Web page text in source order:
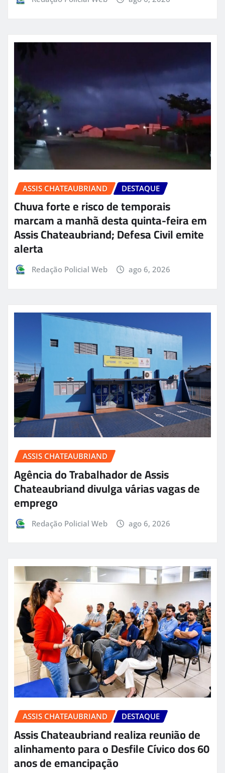
ASSIS CHATEAUBRIAND DESTAQUE
Chuva forte e risco de temporais
marcam a manhã desta quinta-feira em
Assis Chateaubriand; Defesa Civil emite
alerta
Redação Policial Web ago 6, 2026
ASSIS CHATEAUBRIAND
Agência do Trabalhador de Assis
Chateaubriand divulga várias vagas de
emprego
Redação Policial Web ago 6, 2026
ASSIS CHATEAUBRIAND DESTAQUE
Assis Chateaubriand realiza reunião de
alinhamento para o Desfile Cívico dos 60
anos de emancipação